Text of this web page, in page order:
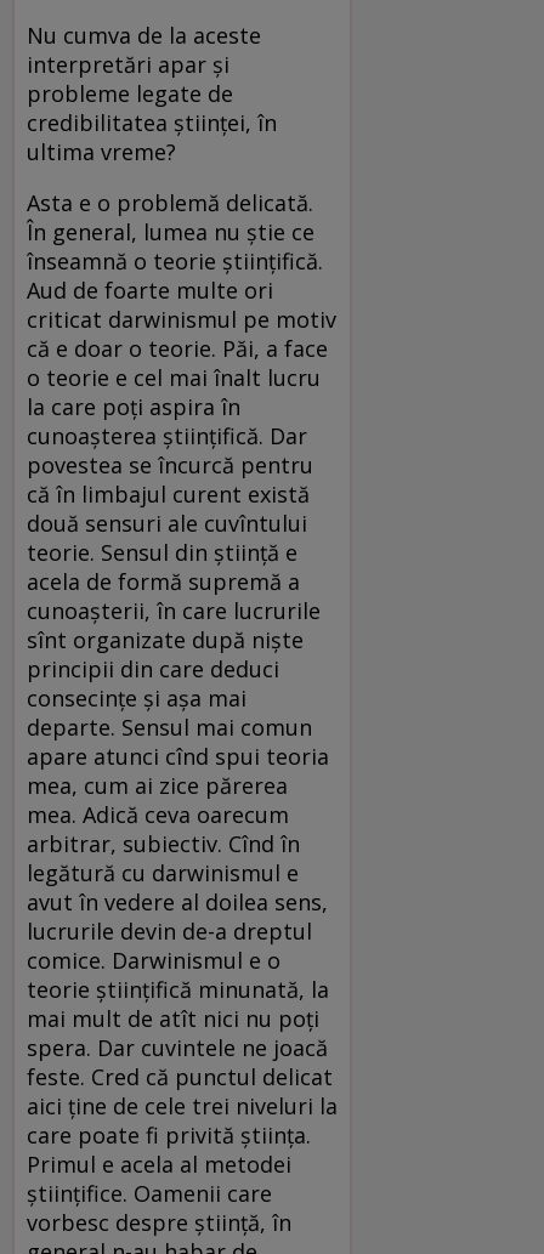
Nu cumva de la aceste
interpretări apar și
probleme legate de
credibilitatea științei, în
ultima vreme?
Asta e o problemă delicată.
În general, lumea nu știe ce
înseamnă o teorie științifică.
Aud de foarte multe ori
criticat darwinismul pe motiv
că e doar o teorie. Păi, a face
o teorie e cel mai înalt lucru
la care poți aspira în
cunoașterea științifică. Dar
povestea se încurcă pentru
că în limbajul curent există
două sensuri ale cuvîntului
teorie. Sensul din știință e
acela de formă supremă a
cunoașterii, în care lucrurile
sînt organizate după niște
principii din care deduci
consecințe și așa mai
departe. Sensul mai comun
apare atunci cînd spui teoria
mea, cum ai zice părerea
mea. Adică ceva oarecum
arbitrar, subiectiv. Cînd în
legătură cu darwinismul e
avut în vedere al doilea sens,
lucrurile devin de-a dreptul
comice. Darwinismul e o
teorie științifică minunată, la
mai mult de atît nici nu poți
spera. Dar cuvintele ne joacă
feste. Cred că punctul delicat
aici ține de cele trei niveluri la
care poate fi privită știința.
Primul e acela al metodei
științifice. Oamenii care
vorbesc despre știință, în